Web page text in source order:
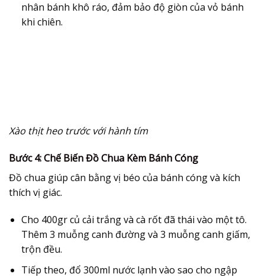
nhân bánh khô ráo, đảm bảo độ giòn của vỏ bánh
khi chiên.
Xào thịt heo trước với hành tím
Bước 4: Chế Biến Đồ Chua Kèm Bánh Cóng
Đồ chua giúp cân bằng vị béo của bánh cóngvà kích
thích vị giác.
Cho 400gr củ cải trắng và cà rốt đã thái vào một tô.
Thêm 3 muỗng canh đường và 3 muỗng canh giấm,
trộn đều.
Tiếp theo, đổ 300ml nước lạnh vào sao cho ngập